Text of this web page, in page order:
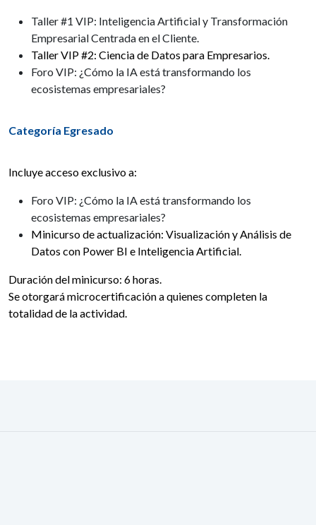
Taller #1 VIP: Inteligencia Artificial y Transformación
Empresarial Centrada en el Cliente.
Taller VIP #2: Ciencia de Datos para Empresarios.
Foro VIP: ¿Cómo la IA está transformando los
ecosistemas empresariales?
Categoría Egresado
Incluye acceso exclusivo a:
Foro VIP: ¿Cómo la IA está transformando los
ecosistemas empresariales?
Minicurso de actualización: Visualización y Análisis de
Datos con Power BI e Inteligencia Artificial.
Duración del minicurso: 6 horas.
Se otorgará microcertificación a quienes completen la
totalidad de la actividad.